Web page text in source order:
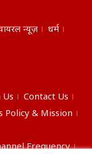
न्यूज़
धर्म
Contact Us
Policy & Mission
Frequency